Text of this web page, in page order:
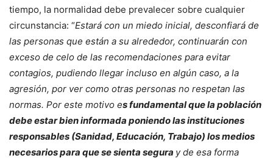
tiempo, la normalidad debe prevalecer sobre cualquier
circunstancia: “Estará con un miedo inicial, desconfiará de
las personas que están a su alrededor, continuarán con
exceso de celo de las recomendaciones para evitar
contagios, pudiendo llegar incluso en algún caso, a la
agresión, por ver como otras personas no respetan las
normas. Por este motivo es fundamental que la población
debe estar bien informada poniendo las instituciones
responsables (Sanidad, Educación, Trabajo) los medios
necesarios para que se sienta segura y de esa forma